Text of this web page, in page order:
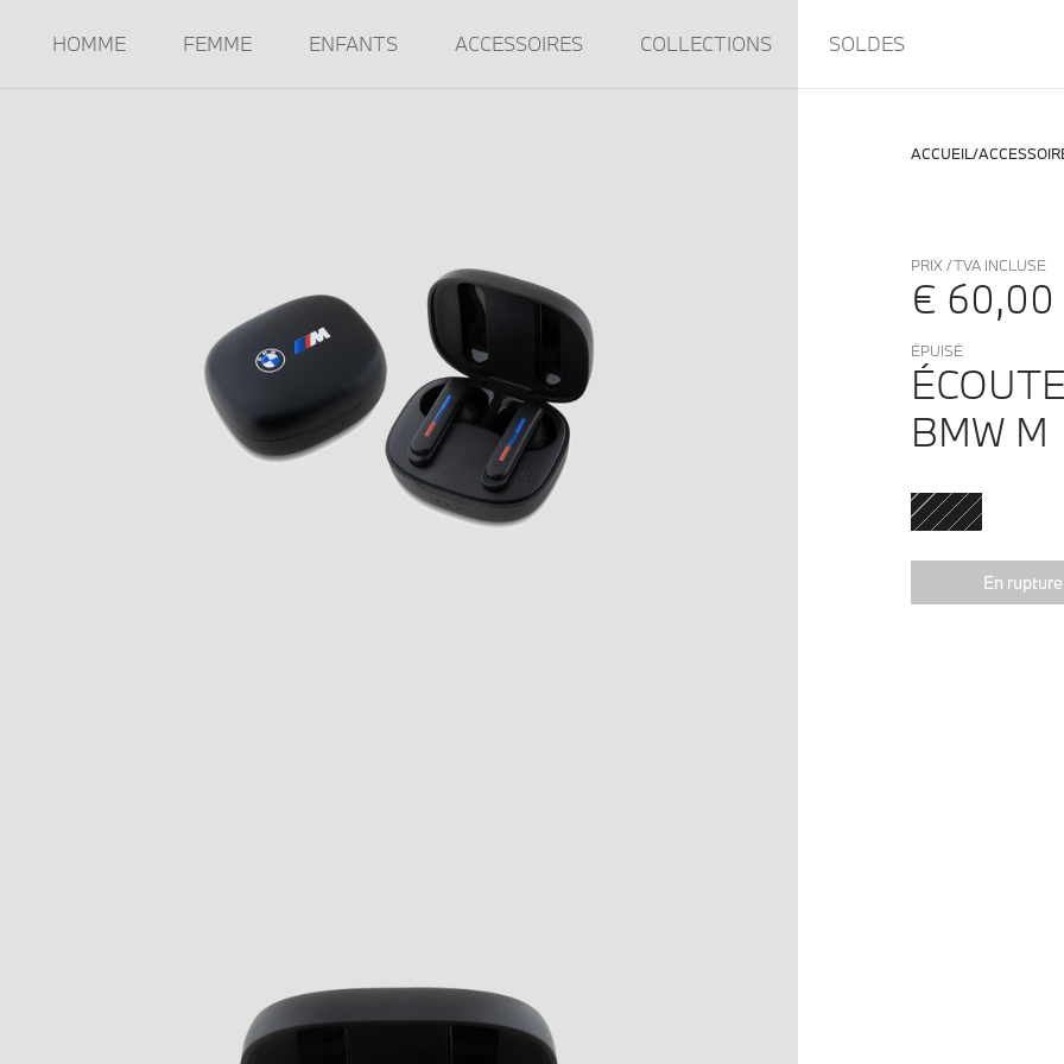
HOMME FEMME ENFANTS ACCESSOIRES COLLECTIONS SOLDES
ACCUEIL
PRIX / TVA INCLUSE
€ 60,00
ÉPUISÉ
BMW M
En